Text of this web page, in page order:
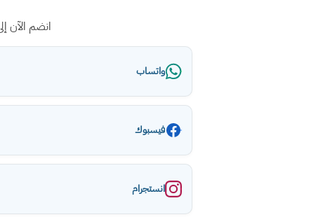
انضم الآن
واتساب
فيسبوك
انستجرام